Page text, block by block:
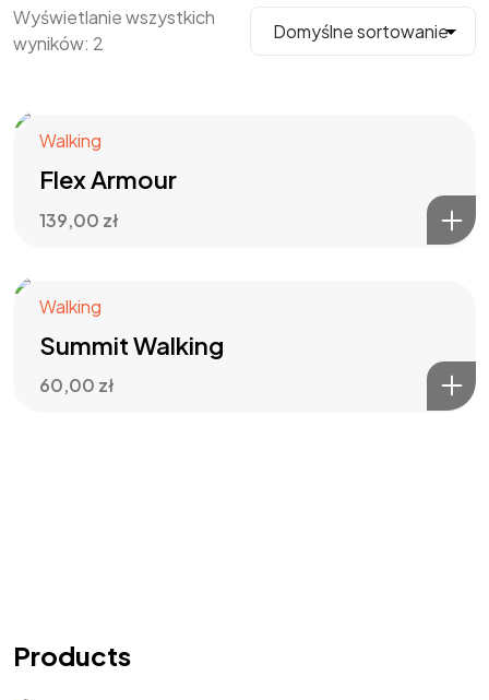
Wyświetlanie wszystkich
wyników: 2
Walking
Flex Armour
139,00 zł
Walking
Summit Walking
60,00 zł
Products